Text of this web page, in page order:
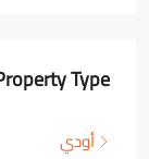
Type
أودي